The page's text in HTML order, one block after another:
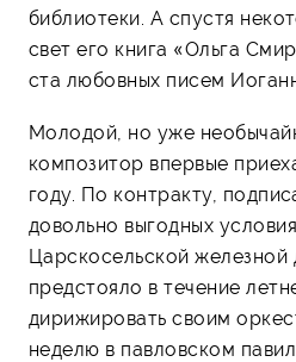
библиотеки. А спустя
свет его книга «Ольга
ста любовных писем
Молодой, но уже
композитор впервые
году. По контракту,
довольно выгодных
Царскосельской
предстояло в течение
дирижировать своим
неделю в павловском